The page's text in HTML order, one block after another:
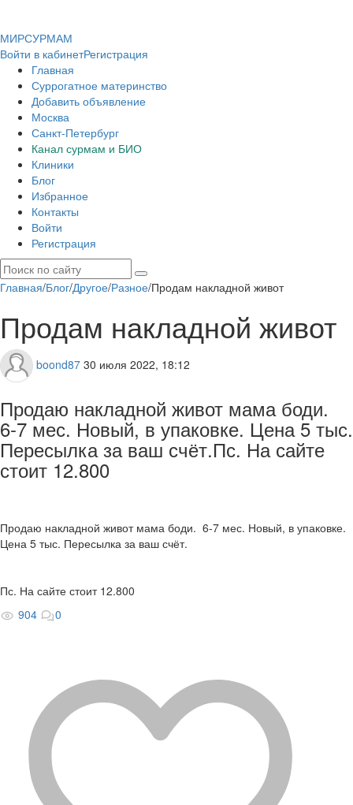
МИРСУРМАМ
Войти в кабинетРегистрация
Главная
Суррогатное материнство
Добавить объявление
Москва
Санкт-Петербург
Канал сурмам и БИО
Клиники
Блог
Избранное
Контакты
Войти
Регистрация
Главная/Блог/Другое/Разное/Продам накладной живот
Продам накладной живот
boond87 30 июля 2022, 18:12
Продаю накладной живот мама боди.
6-7 мес. Новый, в упаковке. Цена 5 тыс.
Пересылка за ваш счёт.Пс. На сайте
стоит 12.800
Продаю накладной живот мама боди. 6-7 мес. Новый, в упаковке.
Цена 5 тыс. Пересылка за ваш счёт.
Пс. На сайте стоит 12.800
904
0